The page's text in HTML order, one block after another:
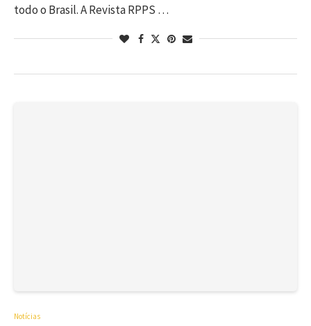
todo o Brasil. A Revista RPPS …
Notícias